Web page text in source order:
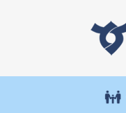
先
を